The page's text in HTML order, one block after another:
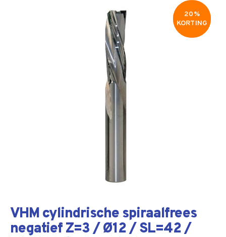
20%
KORTING
20%
KORTING
VHM cylindrische spiraalfrees
negatief Z=3 / Ø12 / SL=42 /